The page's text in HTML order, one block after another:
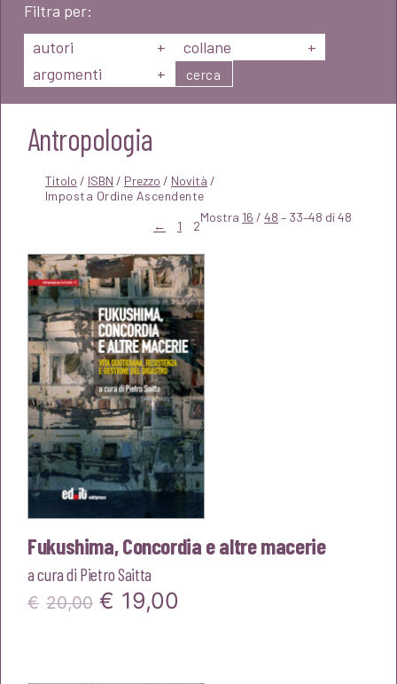
Filtra per:
autori
+ collane
+
argomenti
+ cerca
Antropologia
Titolo / ISBN / Prezzo / Novità /
Mostra 16 / 48 – 33–48 di 48
← 1 2
Fukushima, Concordia e altre macerie
a cura di Pietro Saitta
€ 20,00 Il
€ 19,00